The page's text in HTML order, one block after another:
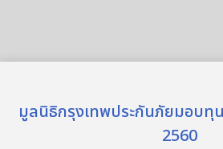
มูลนิธิกรุงเทพประกันภัยมอบทุ
2560